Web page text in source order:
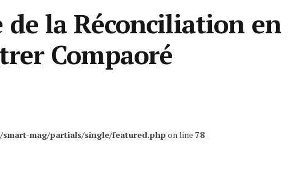
la Réconciliation en
Compaoré
mag/partials/single/featured.php on line 78